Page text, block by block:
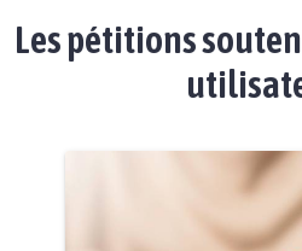
Les pétitions